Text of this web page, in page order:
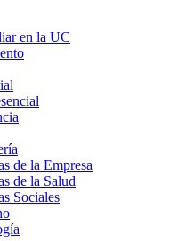
en la UC
de la Empresa
de la Salud
Sociales